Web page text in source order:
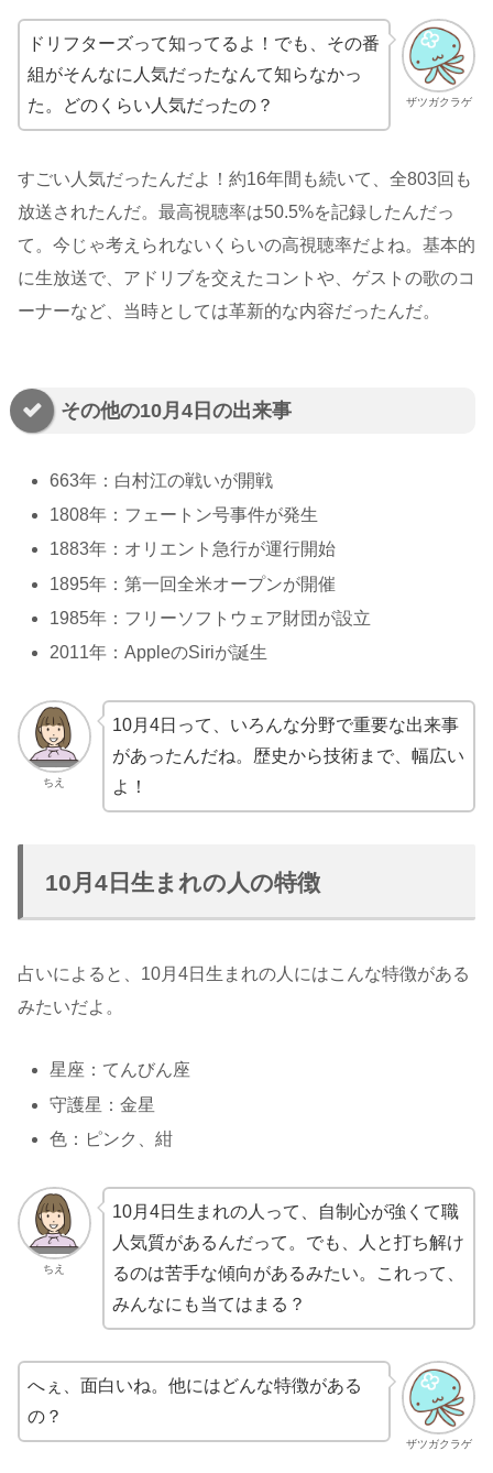
ザツガクラゲ
ドリフターズって知ってるよ！でも、その番
組がそんなに人気だったなんて知らなかっ
た。どのくらい人気だったの？
すごい人気だったんだよ！約16年間も続いて、全803回も
放送されたんだ。最高視聴率は50.5%を記録したんだっ
て。今じゃ考えられないくらいの高視聴率だよね。基本的
に生放送で、アドリブを交えたコントや、ゲストの歌のコ
ーナーなど、当時としては革新的な内容だったんだ。
その他の10月4日の出来事
663年：白村江の戦いが開戦
1808年：フェートン号事件が発生
1883年：オリエント急行が運行開始
1895年：第一回全米オープンが開催
1985年：フリーソフトウェア財団が設立
2011年：AppleのSiriが誕生
ちえ
10月4日って、いろんな分野で重要な出来事
があったんだね。歴史から技術まで、幅広い
よ！
10月4日生まれの人の特徴
占いによると、10月4日生まれの人にはこんな特徴がある
みたいだよ。
星座：てんびん座
守護星：金星
色：ピンク、紺
ちえ
10月4日生まれの人って、自制心が強くて職
人気質があるんだって。でも、人と打ち解け
るのは苦手な傾向があるみたい。これって、
みんなにも当てはまる？
ザツガクラゲ
へぇ、面白いね。他にはどんな特徴がある
の？